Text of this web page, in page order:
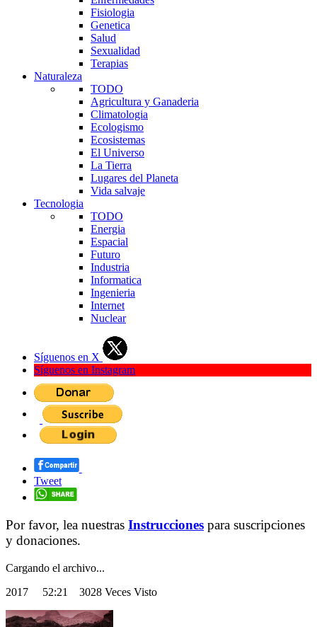
Fisiologia
Genetica
Salud
Sexualidad
Terapias
Naturaleza
TODO
Agricultura y Ganaderia
Climatologia
Ecologismo
Ecosistemas
El Universo
La Tierra
Lugares del Planeta
Vida salvaje
Tecnologia
TODO
Energia
Espacial
Futuro
Industria
Informatica
Ingenieria
Internet
Nuclear
Síguenos en X
Síguenos en Instagram
Tweet
Por favor, lea nuestras Instrucciones para suscripciones
y donaciones.
Cargando el archivo...
2017 52:21 3028 Veces Visto